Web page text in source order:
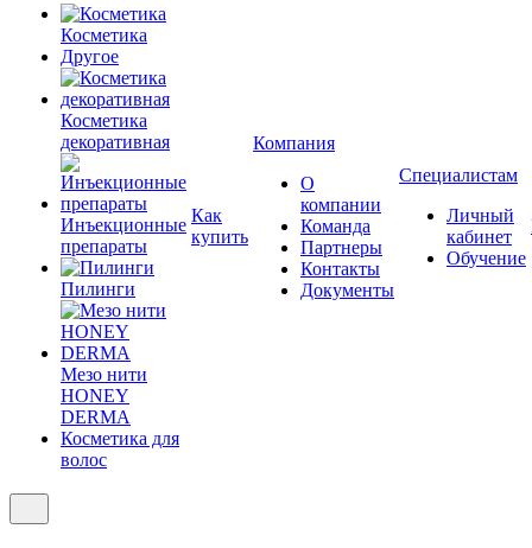
Косметика
Другое
Косметика
декоративная
Инъекционные
препараты
Пилинги
Мезо нити
HONEY
DERMA
Косметика для
волос
Как
купить
Компания
О
компании
Команда
Партнеры
Контакты
Документы
Специалистам
Личный
кабинет
Обучение